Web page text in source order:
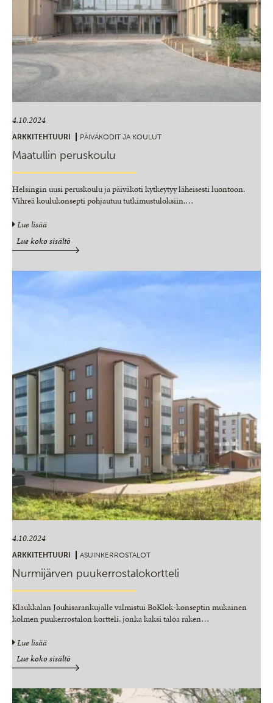
4.10.2024
ARKKITEHTUURI PÄIVÄKODIT JA KOULUT
Maatullin peruskoulu
Helsingin uusi peruskoulu ja päiväkoti kytkeytyy läheisesti luontoon.
Vihreä koulukonsepti pohjautuu tutkimustuloksiin,…
Lue lisää
Lue koko sisältö
4.10.2024
ARKKITEHTUURI ASUINKERROSTALOT
Nurmijärven puukerrostalokortteli
Klaukkalan Jouhisarankujalle valmistui BoKlok-konseptin mukainen
kolmen puukerrostalon kortteli, jonka kaksi taloa raken…
Lue lisää
Lue koko sisältö